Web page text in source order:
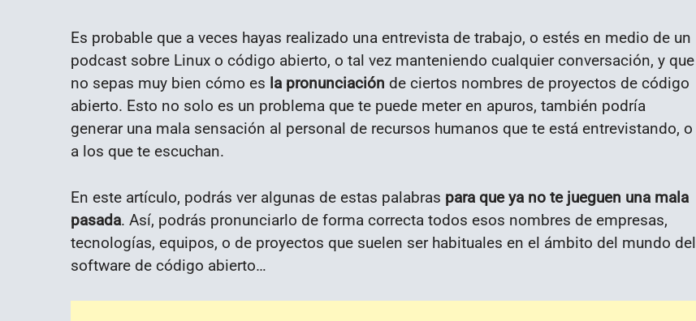
Es probable que a veces hayas realizado una entrevista de trabajo, o estés en medio de un
podcast sobre Linux o código abierto, o tal vez manteniendo cualquier conversación, y que
no sepas muy bien cómo es la pronunciación de ciertos nombres de proyectos de código
abierto. Esto no solo es un problema que te puede meter en apuros, también podría
generar una mala sensación al personal de recursos humanos que te está entrevistando, o
a los que te escuchan.
En este artículo, podrás ver algunas de estas palabras para que ya no te jueguen una mala
pasada. Así, podrás pronunciarlo de forma correcta todos esos nombres de empresas,
tecnologías, equipos, o de proyectos que suelen ser habituales en el ámbito del mundo del
software de código abierto…